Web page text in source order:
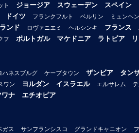
ト ジョージア スウェーデン スペイン
ドイツ フランクフルト ベルリン ミュンヘン
ンド ロヴァニエミ ヘルシンキ フランス
フ ポルトガル マケドニア ラトビア
ハネスブルグ ケープタウン ザンビア タン
ワン ヨルダン イスラエル エルサレム
ワナ エチオピア
ガス サンフランシスコ グランドキャニオン